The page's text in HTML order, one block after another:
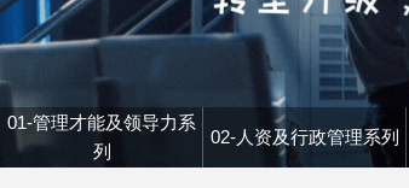
管理直通车（新任、中高层）
新晋经理（从技术精英走向管理精英）
个人效能提升
办公office（word/excel/ppt/数据）
管理胜任力测评+潜才储
一线主管培养
一线管理者快速胜任训练
岗位经验内化
组织效能提升
01-管理才能及领导力系
列
02-人资及行政管理系列